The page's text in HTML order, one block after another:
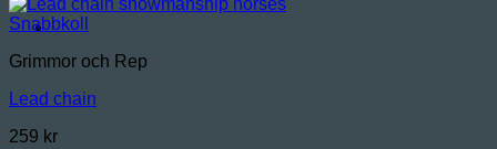
Snabbkoll
Grimmor och Rep
Lead chain
259 kr